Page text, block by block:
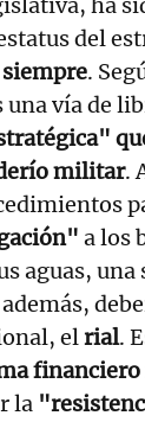
ha
del
.
una vía de
militar.
a los
aguas, una
elrial.
la